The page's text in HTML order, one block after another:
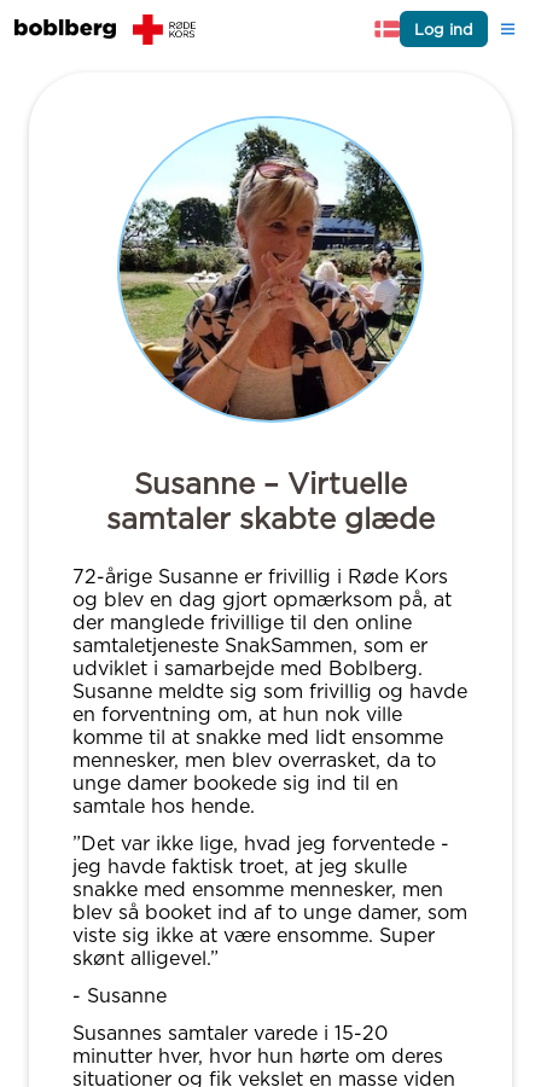
Log ind
Susanne – Virtuelle
samtaler skabte glæde
72-årige Susanne er frivillig i Røde Kors
og blev en dag gjort opmærksom på, at
der manglede frivillige til den online
samtaletjeneste SnakSammen, som er
udviklet i samarbejde med Boblberg.
Susanne meldte sig som frivillig og havde
en forventning om, at hun nok ville
komme til at snakke med lidt ensomme
mennesker, men blev overrasket, da to
unge damer bookede sig ind til en
samtale hos hende.
”Det var ikke lige, hvad jeg forventede -
jeg havde faktisk troet, at jeg skulle
snakke med ensomme mennesker, men
blev så booket ind af to unge damer, som
viste sig ikke at være ensomme. Super
skønt alligevel.”
- Susanne
Susannes samtaler varede i 15-20
minutter hver, hvor hun hørte om deres
situationer og fik vekslet en masse viden